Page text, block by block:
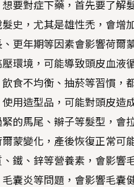
要對症下藥，首先要了解
史，尤其是雄性禿，會增
更年期等因素會影響荷爾
環境，可能導致頭皮血液
食不均衡、抽菸等習慣，
用造型品，可能對頭皮造
的馬尾、辮子等髮型，會
蒙變化，產後恢復正常可
鐵、鋅等營養素，會影響
囊炎等問題，會影響毛囊